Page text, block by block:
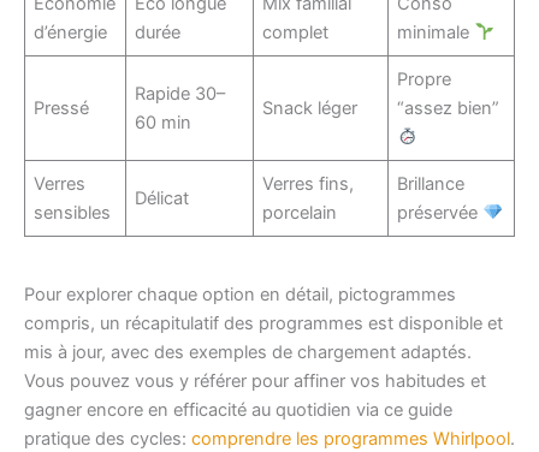
d’énergie
durée
complet
minimale
Pressé
Rapide 30–
60 min
Snack léger
Propre
“assez bien”
Verres
sensibles
Délicat
Verres fins,
porcelain
Brillance
préservée
Pour explorer chaque option en détail, pictogrammes
compris, un récapitulatif des programmes est disponible et
mis à jour, avec des exemples de chargement adaptés.
Vous pouvez vous y référer pour affiner vos habitudes et
gagner encore en efficacité au quotidien via ce guide
pratique des cycles: comprendre les programmes Whirlpool.